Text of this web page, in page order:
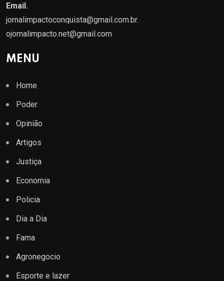
Email.
jornalimpactoconquista@gmail.com.br.
ojornalimpacto.net@gmail.com
MENU
Home
Poder
Opinião
Artigos
Justiça
Economia
Policia
Dia a Dia
Fama
Agronegocio
Esporte e lazer